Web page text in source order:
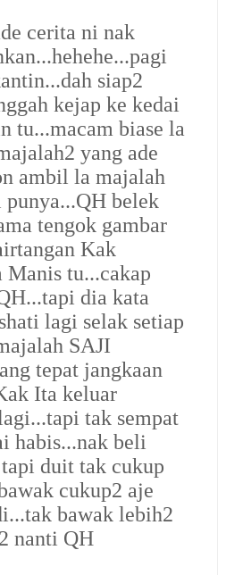
cerita ni nak
siap2
kejap ke kedai
tu...macam biase la
yang ade
ambil la majalah
belek
tengok gambar
Kak
tu...cakap
dia kata
lagi selak setiap
SAJI
tepat jangkaan
Ita keluar
tak sempat
habis...nak beli
duit tak cukup
cukup2 aje
bawak lebih2
nanti QH